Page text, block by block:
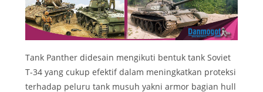
Tank Panther didesain mengikuti bentuk tank Soviet
T-34 yang cukup efektif dalam meningkatkan proteksi
terhadap peluru tank musuh yakni armor bagian hull